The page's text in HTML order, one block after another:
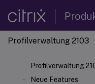
Profilverwaltung 2103
Profilverwaltung
Neue Features